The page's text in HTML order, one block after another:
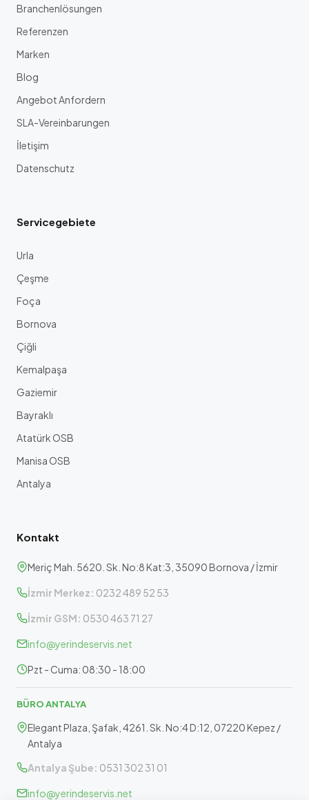
Branchenlösungen
Referenzen
Marken
Blog
Angebot Anfordern
SLA-Vereinbarungen
İletişim
Datenschutz
Servicegebiete
Urla
Çeşme
Foça
Bornova
Çiğli
Kemalpaşa
Gaziemir
Bayraklı
Atatürk OSB
Manisa OSB
Antalya
Kontakt
Meriç Mah. 5620. Sk. No:8 Kat:3, 35090 Bornova / İzmir
İzmir Merkez: 0232 489 52 53
İzmir GSM: 0530 463 71 27
info@yerindeservis.net
Pzt - Cuma: 08:30 - 18:00
BÜRO ANTALYA
Elegant Plaza, Şafak, 4261. Sk. No:4 D:12, 07220 Kepez /
Antalya
Antalya Şube: 0531 302 31 01
info@yerindeservis.net